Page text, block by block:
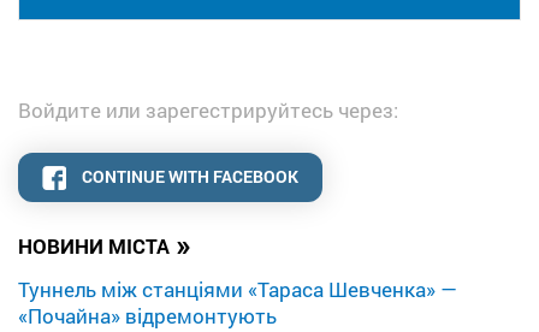
НОВИНИ МІСТА »
Туннель між станціями «Тараса Шевченка» —
«Почайна» відремонтують
Войдите или зарегестрируйтесь через:
CONTINUE WITH FACEBOOK